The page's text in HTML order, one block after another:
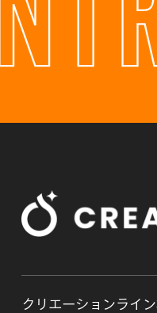
クリエーションライ